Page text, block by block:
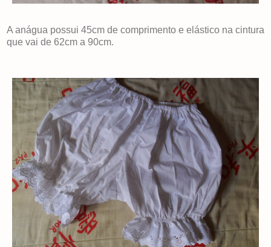
A anágua possui 45cm de comprimento e elástico na cintura
que vai de 62cm a 90cm.